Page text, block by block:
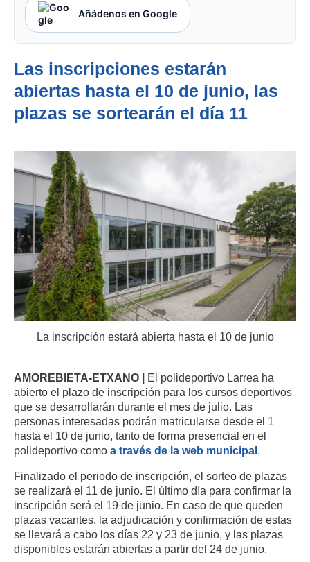
Añádenos en Google
Las inscripciones estarán
abiertas hasta el 10 de junio, las
plazas se sortearán el día 11
La inscripción estará abierta hasta el 10 de junio
AMOREBIETA-ETXANO | El polideportivo Larrea ha
abierto el plazo de inscripción para los cursos deportivos
que se desarrollarán durante el mes de julio. Las
personas interesadas podrán matricularse desde el 1
hasta el 10 de junio, tanto de forma presencial en el
polideportivo como a través de la web municipal.
Finalizado el periodo de inscripción, el sorteo de plazas
se realizará el 11 de junio. El último día para confirmar la
inscripción será el 19 de junio. En caso de que queden
plazas vacantes, la adjudicación y confirmación de estas
se llevará a cabo los días 22 y 23 de junio, y las plazas
disponibles estarán abiertas a partir del 24 de junio.